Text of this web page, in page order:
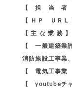
【 担 当 者
【 ＨＰ ＵＲＬ
【 主 な 業 務
【 一般建築
消防施設工事業
【 電気工事
【 youtube